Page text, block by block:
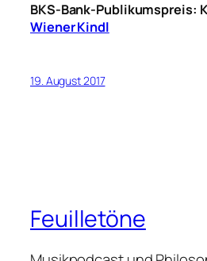
BKS-Bank-Publikumspreis:
Wiener Kindl
19. August 2017
Feuilletöne